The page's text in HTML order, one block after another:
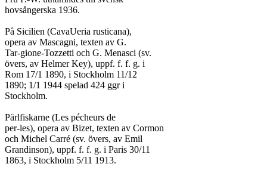
hovsångerska 1936.
På Sicilien (CavaUeria rusticana),
opera av Mascagni, texten av G.
Tar-gione-Tozzetti och G. Menasci (sv.
övers, av Helmer Key), uppf. f. f. g. i
Rom 17/1 1890, i Stockholm 11/12
1890; 1/1 1944 spelad 424 ggr i
Stockholm.
Pärlfiskarne (Les pécheurs de
per-les), opera av Bizet, texten av Cormon
och Michel Carré (sv. övers, av Emil
Grandinson), uppf. f. f. g. i Paris 30/11
1863, i Stockholm 5/11 1913.